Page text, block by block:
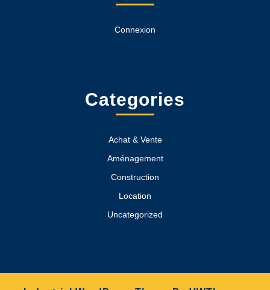
Connexion
Categories
Achat & Vente
Aménagement
Construction
Location
Uncategorized